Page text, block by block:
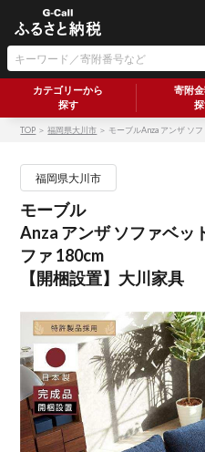
カテゴリーから
探す
寄附
TOP ＞福岡県大川市 ＞ モーブルAnza アンザ ソ
福岡県大川市
モーブル
Anza アンザ ソファベッ
ファ 180cm
【開梱設置】大川家具